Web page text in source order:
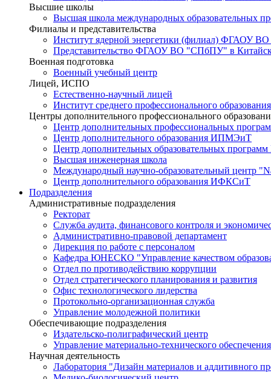
Высшие школы
Высшая школа международных образовательных
Филиалы и представительства
Институт ядерной энергетики (филиал) ФГАОУ
Представительство ФГАОУ ВО "СПбПУ" в
Военная подготовка
Военный учебный центр
Лицей, ИСПО
Естественно-научный лицей
Институт среднего профессионального образования
Центры дополнительного профессионального
Центр дополнительных профессиональных
Центр дополнительного образования ИПМЭиТ
Центр дополнительных образовательных
Высшая инженерная школа
Международный научно-образовательный центр
Центр дополнительного образования ИФКСиТ
Подразделения
Административные подразделения
Ректорат
Служба аудита, финансового контроля и
Административно-правовой департамент
Дирекция по работе с персоналом
Кафедра ЮНЕСКО "Управление качеством
Отдел по противодействию коррупции
Отдел стратегического планирования и развития
Офис технологического лидерства
Протокольно-организационная служба
Управление молодежной политики
Обеспечивающие подразделения
Издательско-полиграфический центр
Управление материально-технического обеспечения
Научная деятельность
Лаборатория "Дизайн материалов и аддитивного